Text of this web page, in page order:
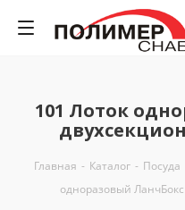
101 Лоток
Главная - Каталог - Посуда
одноразовый